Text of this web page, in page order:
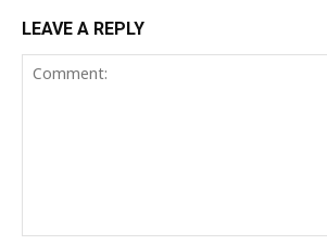
LEAVE A REPLY